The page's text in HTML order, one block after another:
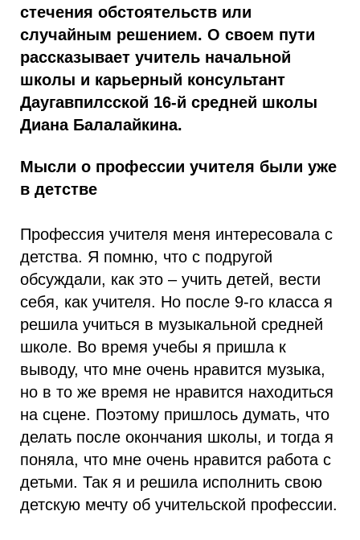
стечения обстоятельств или
случайным решением. О своем пути
рассказывает учитель начальной
школы и карьерный консультант
Даугавпилсской 16-й средней школы
Диана Балалайкина.
Мысли о профессии учителя были уже
в детстве
Профессия учителя меня интересовала с
детства. Я помню, что с подругой
обсуждали, как это – учить детей, вести
себя, как учителя. Но после 9-го класса я
решила учиться в музыкальной средней
школе. Во время учебы я пришла к
выводу, что мне очень нравится музыка,
но в то же время не нравится находиться
на сцене. Поэтому пришлось думать, что
делать после окончания школы, и тогда я
поняла, что мне очень нравится работа с
детьми. Так я и решила исполнить свою
детскую мечту об учительской профессии.